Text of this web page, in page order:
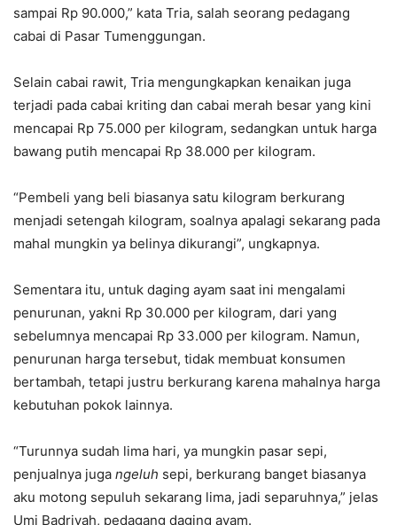
sampai Rp 90.000,” kata Tria, salah seorang pedagang
cabai di Pasar Tumenggungan.
Selain cabai rawit, Tria mengungkapkan kenaikan juga
terjadi pada cabai kriting dan cabai merah besar yang kini
mencapai Rp 75.000 per kilogram, sedangkan untuk harga
bawang putih mencapai Rp 38.000 per kilogram.
“Pembeli yang beli biasanya satu kilogram berkurang
menjadi setengah kilogram, soalnya apalagi sekarang pada
mahal mungkin ya belinya dikurangi”, ungkapnya.
Sementara itu, untuk daging ayam saat ini mengalami
penurunan, yakni Rp 30.000 per kilogram, dari yang
sebelumnya mencapai Rp 33.000 per kilogram. Namun,
penurunan harga tersebut, tidak membuat konsumen
bertambah, tetapi justru berkurang karena mahalnya harga
kebutuhan pokok lainnya.
“Turunnya sudah lima hari, ya mungkin pasar sepi,
penjualnya juga ngeluh sepi, berkurang banget biasanya
aku motong sepuluh sekarang lima, jadi separuhnya,” jelas
Umi Badriyah, pedagang daging ayam.